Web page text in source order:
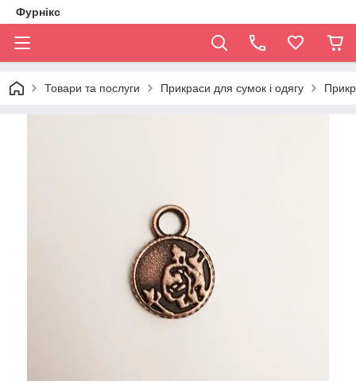
Фурнікс
Товари та послуги Прикраси для сумок і одягу